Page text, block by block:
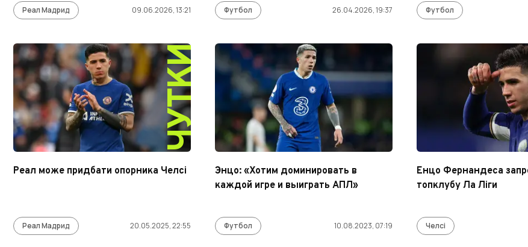
Реал Мадрид 09.06.2026, 13:21 Футбол 26.04.2026, 19:37 Футбол
ЧУТКИ
Реал може придбати опорника Челсі
Реал Мадрид 20.05.2025, 22:55
Энцо: «Хотим доминировать в
каждой игре и выиграть АПЛ»
Футбол 10.08.2023, 07:19
Енцо Фернандеса
топклубу Ла Ліги
Челсі